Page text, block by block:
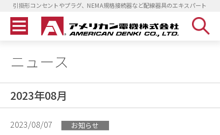
引掛形コンセントやプラグ、NEMA規格接続器など配線器具のエキスパート
ニュース
2023年08月
2023/08/07 お知らせ